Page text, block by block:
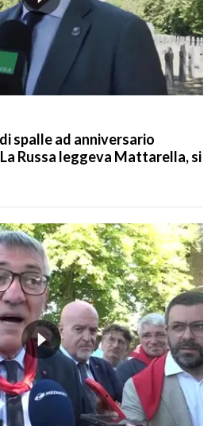
spalle ad anniversario
Russa leggeva Mattarella, si